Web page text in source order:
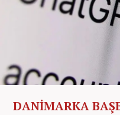
DANİMARKA